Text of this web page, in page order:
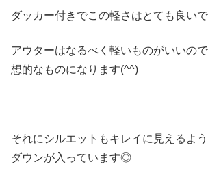
ダッカー付きでこの軽さはとても良い
アウターはなるべく軽いものがいいの
想的なものになります(^^)
それにシルエットもキレイに見えるよ
ダウンが入っています◎